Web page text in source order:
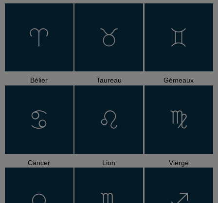
Bélier Taureau Gémeaux
Cancer Lion Vierge